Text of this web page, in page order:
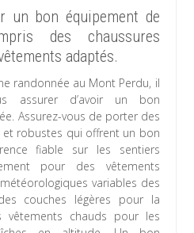
un bon équipement de
des chaussures
adaptés.
randonnée au Mont Perdu, il
assurer d’avoir un bon
Assurez-vous de porter des
robustes qui offrent un bon
fiable sur les sentiers
pour des vêtements
variables des
couches légères pour la
chauds pour les